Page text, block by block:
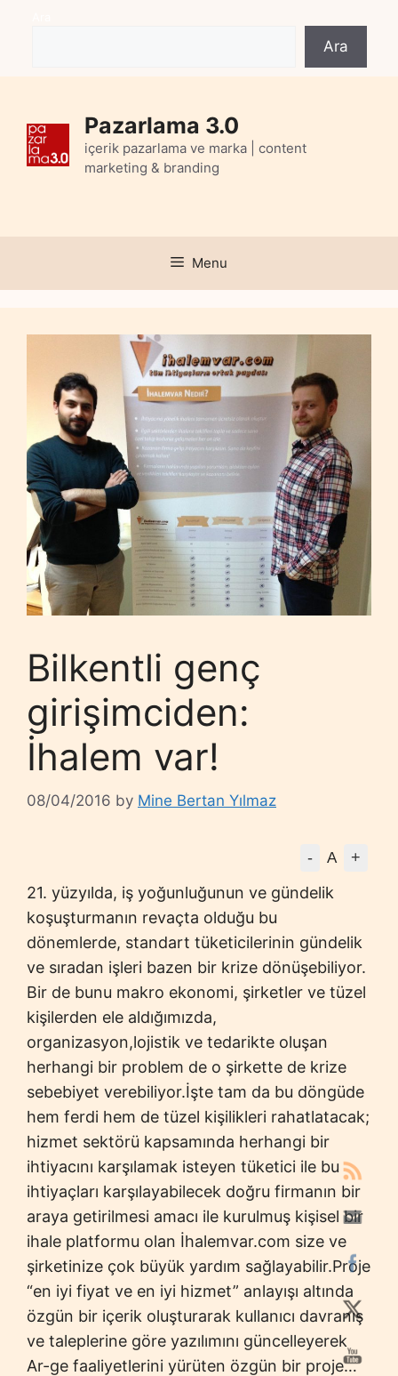
Ara
Pazarlama 3.0
içerik pazarlama ve marka | content
marketing & branding
Menu
Bilkentli genç
girişimciden:
İhalem var!
08/04/2016 by Mine Bertan Yılmaz
- A +
21. yüzyılda, iş yoğunluğunun ve gündelik
koşuşturmanın revaçta olduğu bu
dönemlerde, standart tüketicilerinin gündelik
ve sıradan işleri bazen bir krize dönüşebiliyor.
Bir de bunu makro ekonomi, şirketler ve tüzel
kişilerden ele aldığımızda,
organizasyon,lojistik ve tedarikte oluşan
herhangi bir problem de o şirkette de krize
sebebiyet verebiliyor.İşte tam da bu döngüde
hem ferdi hem de tüzel kişilikleri rahatlatacak;
hizmet sektörü kapsamında herhangi bir
ihtiyacını karşılamak isteyen tüketici ile bu
ihtiyaçları karşılayabilecek doğru firmanın bir
araya getirilmesi amacı ile kurulmuş kişisel bir
ihale platformu olan İhalemvar.com size ve
şirketinize çok büyük yardım sağlayabilir.Proje
“en iyi fiyat ve en iyi hizmet” anlayışı altında
özgün bir içerik oluşturarak kullanıcı davranış
ve taleplerine göre yazılımını güncelleyerek
Ar-ge faaliyetlerini yürüten özgün bir proje…